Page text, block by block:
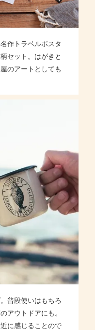
作トラベルポスタ
セット。はがきと
のアートとしても
普段使いはもちろ
アウトドアにも。
に感じることので